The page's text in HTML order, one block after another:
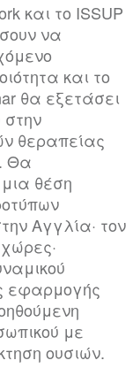
και το ISSUP
να
και το
θα εξετάσει
στην
θεραπείας
Θα
θέση
Αγγλία· τον
εφαρμογής
με
ουσιών.